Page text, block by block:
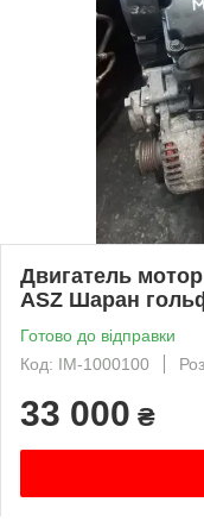
Двигатель
ASZ Шаран
Готово до відправки
Код: IM-1000100
33 000 ₴